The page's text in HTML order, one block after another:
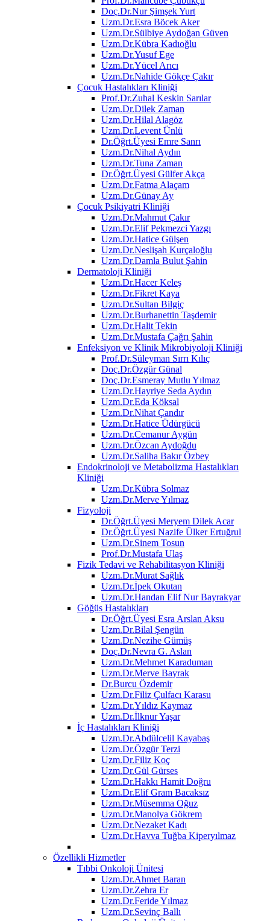
Doç.Dr.Nur Şimşek Yurt
Uzm.Dr.Esra Böcek Aker
Uzm.Dr.Sülbiye Aydoğan Güven
Uzm.Dr.Kübra Kadıoğlu
Uzm.Dr.Yusuf Ege
Uzm.Dr.Yücel Arıcı
Uzm.Dr.Nahide Gökçe Çakır
Çocuk Hastalıkları Kliniği
Prof.Dr.Zuhal Keskin Sarılar
Uzm.Dr.Dilek Zaman
Uzm.Dr.Hilal Alagöz
Uzm.Dr.Levent Ünlü
Dr.Öğrt.Üyesi Emre Sanrı
Uzm.Dr.Nihal Aydın
Uzm.Dr.Tuna Zaman
Dr.Öğrt.Üyesi Gülfer Akça
Uzm.Dr.Fatma Alaçam
Uzm.Dr.Günay Ay
Çocuk Psikiyatri Kliniği
Uzm.Dr.Mahmut Çakır
Uzm.Dr.Elif Pekmezci Yazgı
Uzm.Dr.Hatice Gülşen
Uzm.Dr.Neslişah Kurçaloğlu
Uzm.Dr.Damla Bulut Şahin
Dermatoloji Kliniği
Uzm.Dr.Hacer Keleş
Uzm.Dr.Fikret Kaya
Uzm.Dr.Sultan Bilgiç
Uzm.Dr.Burhanettin Taşdemir
Uzm.Dr.Halit Tekin
Uzm.Dr.Mustafa Çağrı Şahin
Enfeksiyon ve Klinik Mikrobiyoloji Kliniği
Prof.Dr.Süleyman Sırrı Kılıç
Doç.Dr.Özgür Günal
Doç.Dr.Esmeray Mutlu Yılmaz
Uzm.Dr.Hayriye Seda Aydın
Uzm.Dr.Eda Köksal
Uzm.Dr.Nihat Çandır
Uzm.Dr.Hatice Üdürgücü
Uzm.Dr.Cemanur Aygün
Uzm.Dr.Özcan Aydoğdu
Uzm.Dr.Saliha Bakır Özbey
Endokrinoloji ve Metabolizma Hastalıkları
Kliniği
Uzm.Dr.Kübra Solmaz
Uzm.Dr.Merve Yılmaz
Fizyoloji
Dr.Öğrt.Üyesi Meryem Dilek Acar
Dr.Öğrt.Üyesi Nazife Ülker Ertuğrul
Uzm.Dr.Sinem Tosun
Prof.Dr.Mustafa Ulaş
Fizik Tedavi ve Rehabilitasyon Kliniği
Uzm.Dr.Murat Sağlık
Uzm.Dr.İpek Okutan
Uzm.Dr.Handan Elif Nur Bayrakyar
Göğüs Hastalıkları
Dr.Öğrt.Üyesi Esra Arslan Aksu
Uzm.Dr.Bilal Şengün
Uzm.Dr.Nezihe Gümüş
Doç.Dr.Nevra G. Aslan
Uzm.Dr.Mehmet Karaduman
Uzm.Dr.Merve Bayrak
Dr.Burcu Özdemir
Uzm.Dr.Filiz Çulfacı Karasu
Uzm.Dr.Yıldız Kaymaz
Uzm.Dr.İlknur Yaşar
İç Hastalıkları Kliniği
Uzm.Dr.Abdülcelil Kayabaş
Uzm.Dr.Özgür Terzi
Uzm.Dr.Filiz Koç
Uzm.Dr.Gül Gürses
Uzm.Dr.Hakkı Hamit Doğru
Uzm.Dr.Elif Gram Bacaksız
Uzm.Dr.Müsemma Oğuz
Uzm.Dr.Manolya Gökrem
Uzm.Dr.Nezaket Kadı
Uzm.Dr.Havva Tuğba Kiperyılmaz
Özellikli Hizmetler
Tıbbi Onkoloji Ünitesi
Uzm.Dr.Ahmet Baran
Uzm.Dr.Zehra Er
Uzm.Dr.Feride Yılmaz
Uzm.Dr.Sevinç Ballı